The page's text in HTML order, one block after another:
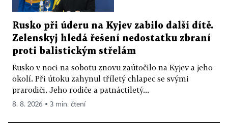
Rusko při úderu na Kyjev zabilo další dítě.
Zelenskyj hledá řešení nedostatku zbraní
proti balistickým střelám
Rusko v noci na sobotu znovu zaútočilo na Kyjev a jeho
okolí. Při útoku zahynul tříletý chlapec se svými
prarodiči. Jeho rodiče a patnáctiletý...
8. 8. 2026 ▪ 3 min. čtení